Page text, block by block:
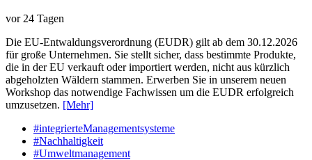
vor 24 Tagen
Die EU-Entwaldungsverordnung (EUDR) gilt ab dem 30.12.2026
für große Unternehmen. Sie stellt sicher, dass bestimmte Produkte,
die in der EU verkauft oder importiert werden, nicht aus kürzlich
abgeholzten Wäldern stammen. Erwerben Sie in unserem neuen
Workshop das notwendige Fachwissen um die EUDR erfolgreich
umzusetzen. [Mehr]
#integrierteManagementsysteme
#Nachhaltigkeit
#Umweltmanagement